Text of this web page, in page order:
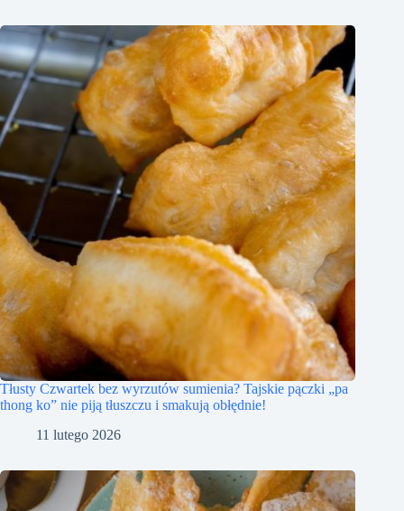
Tłusty Czwartek bez wyrzutów sumienia? Tajskie pączki „pa
thong ko” nie piją tłuszczu i smakują obłędnie!
11 lutego 2026